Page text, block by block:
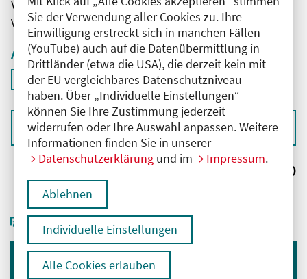
Sie der Verwendung aller Cookies zu. Ihre
Einwilligung erstreckt sich in manchen Fällen
(YouTube) auch auf die Datenübermittlung in
Drittländer (etwa die USA), die derzeit kein mit
der EU vergleichbares Datenschutzniveau
haben. Über „Individuelle Einstellungen“
können Sie Ihre Zustimmung jederzeit
widerrufen oder Ihre Auswahl anpassen. Weitere
Informationen finden Sie in unserer
Datenschutzerklärung und im Impressum.
Ablehnen
Individuelle Einstellungen
Alle Cookies erlauben
Verantwortung für den Inhalt, die Haftung obliegt dem
Veranstalter.
Aktive Filter
Filter
ID: ANT-2602136
deaktivieren und Suchergebnisse neu laden
Sortieren nach
Ergebnisse: 0